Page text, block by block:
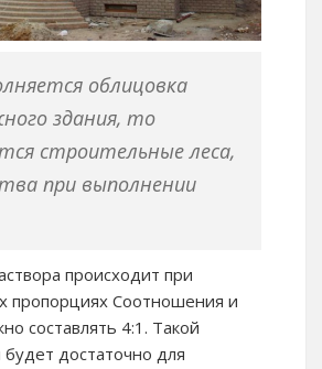
облицовка
здания, то
строительные леса,
при выполнении
происходит при
пропорциях Соотношения и
составлять 4:1. Такой
достаточно для